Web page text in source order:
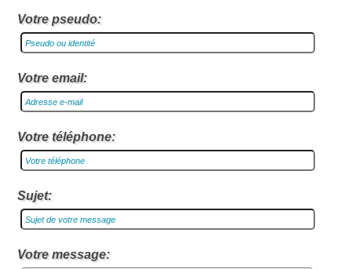
Votre pseudo:
Votre email:
Votre téléphone:
Sujet:
Votre message: